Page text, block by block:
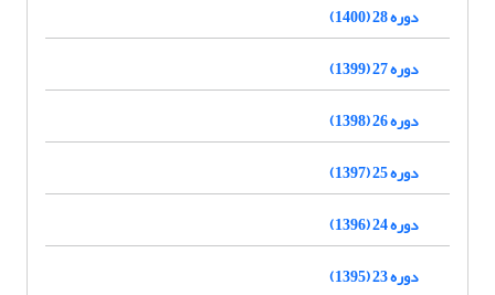
دوره 28 (1400)
دوره 27 (1399)
دوره 26 (1398)
دوره 25 (1397)
دوره 24 (1396)
دوره 23 (1395)